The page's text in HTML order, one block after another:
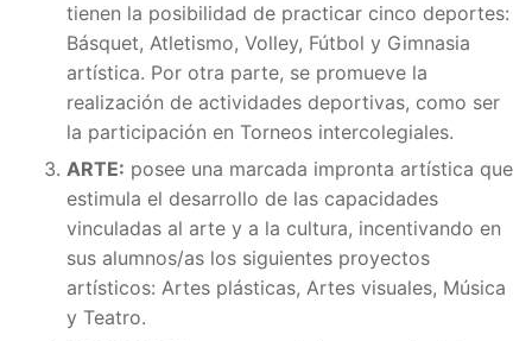
tienen la posibilidad de practicar cinco deportes:
Básquet, Atletismo, Volley, Fútbol y Gimnasia
artística. Por otra parte, se promueve la
realización de actividades deportivas, como ser
la participación en Torneos intercolegiales.
ARTE: posee una marcada impronta artística que
estimula el desarrollo de las capacidades
vinculadas al arte y a la cultura, incentivando en
sus alumnos/as los siguientes proyectos
artísticos: Artes plásticas, Artes visuales, Música
y Teatro.